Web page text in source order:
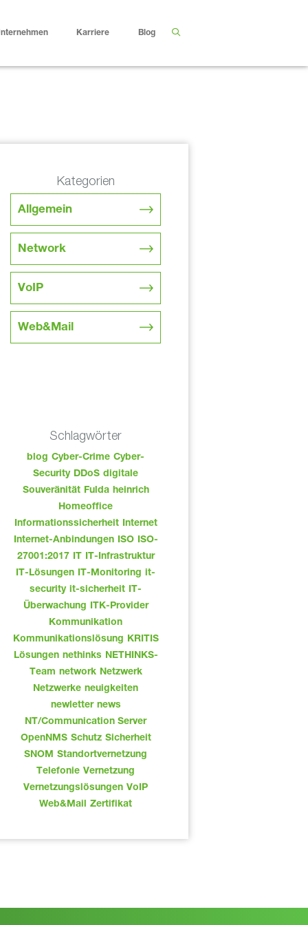
Karriere Blog
Kategorien
Allgemein
Network
VoIP
Web&Mail
Schlagwörter
blog Cyber-Crime Cyber-
Security DDoS digitale
Souveränität Fulda heinrich
Homeoffice
Informationssicherheit Internet
Internet-Anbindungen ISO ISO-
27001:2017 IT
IT-Infrastruktur
IT-Lösungen IT-Monitoring
it-
security it-sicherheit IT-
Überwachung
ITK-Provider
Kommunikation
Kommunikationslösung
KRITIS
Lösungen nethinks NETHINKS-
Team network Netzwerk
Netzwerke neuigkeiten
newletter news
NT/Communication Server
OpenNMS Schutz Sicherheit
SNOM Standortvernetzung
Telefonie Vernetzung
Vernetzungslösungen VoIP
Web&Mail Zertifikat